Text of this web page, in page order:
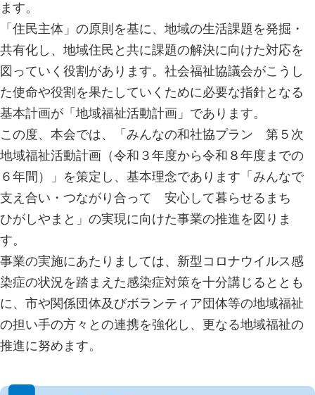
ます。
「住民主体」の原則を基に、地域の生活課題を発掘・
共有化し、地域住民と共に課題の解決に向けた対応を
図っていく役割があります。社会福祉協議会がこうし
た使命や役割を果たしていくために必要な指針となる
基本計画が「地域福祉活動計画」であります。
この度、本会では、「みんなの和社協プラン 第５次
地域福祉活動計画（令和３年度から令和８年度までの
６年間）」を策定し、基本理念であります「みんなで
支え合い・つながり合って 安心して暮らせるまち
ひがしやまと」の実現に向けた事業の推進を図りま
す。
事業の実施にあたりましては、新型コロナウイルス感
染症の状況を踏まえた感染症対策を十分講じるととも
に、市や関係団体及びボランティア団体等の地域福祉
の担い手の方々との連携を強化し、更なる地域福祉の
推進に努めます。